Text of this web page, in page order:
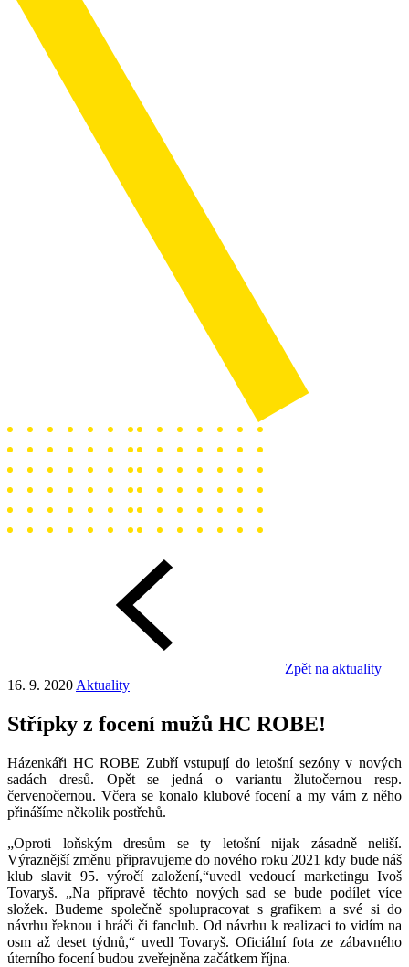
Zpět na aktuality
16. 9. 2020 Aktuality
Střípky z focení mužů HC ROBE!
Házenkáři HC ROBE Zubří vstupují do letošní sezóny v nových
sadách dresů. Opět se jedná o variantu žlutočernou resp.
červenočernou. Včera se konalo klubové focení a my vám z něho
přinášíme několik postřehů.
„Oproti loňským dresům se ty letošní nijak zásadně neliší.
Výraznější změnu připravujeme do nového roku 2021 kdy bude náš
klub slavit 95. výročí založení,“uvedl vedoucí marketingu Ivoš
Tovaryš. „Na přípravě těchto nových sad se bude podílet více
složek. Budeme společně spolupracovat s grafikem a své si do
návrhu řeknou i hráči či fanclub. Od návrhu k realizaci to vidím na
osm až deset týdnů,“ uvedl Tovaryš. Oficiální fota ze zábavného
úterního focení budou zveřejněna začátkem října.